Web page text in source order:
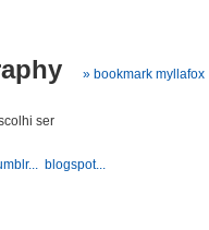
» bookmark myllafox
ser
blogspot...